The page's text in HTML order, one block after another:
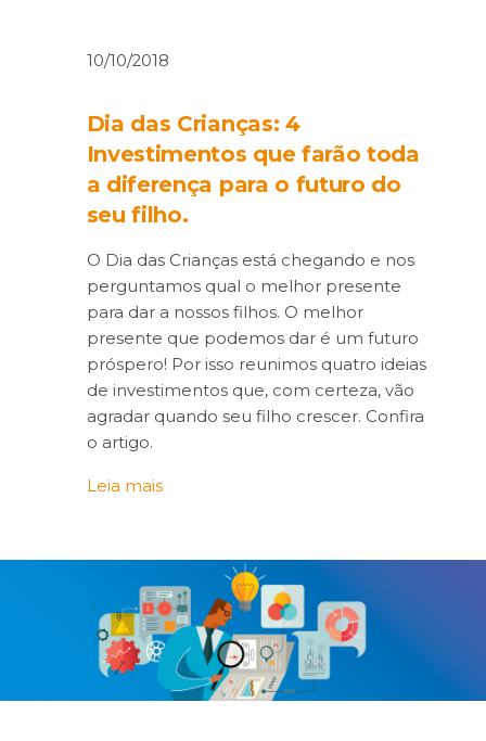
10/10/2018
Dia das Crianças: 4
Investimentos que farão toda
a diferença para o futuro do
seu filho.
O Dia das Crianças está chegando e nos
perguntamos qual o melhor presente
para dar a nossos filhos. O melhor
presente que podemos dar é um futuro
próspero! Por isso reunimos quatro ideias
de investimentos que, com certeza, vão
agradar quando seu filho crescer. Confira
o artigo.
Leia mais